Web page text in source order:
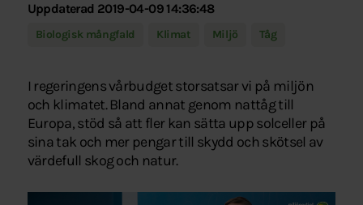
Uppdaterad 2019-04-09 14:36:48
Biologisk mångfald Klimat Miljö Tåg
I regeringens vårbudget storsatsar vi på miljön
och klimatet. Bland annat genom nattåg till
Europa, stöd så att fler kan sätta upp solceller på
sina tak och mer pengar till skydd och skötsel av
värdefull skog och natur.